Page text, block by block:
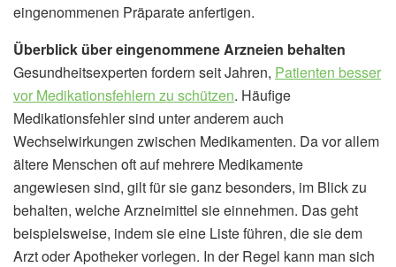
eingenommenen Präparate anfertigen.
Überblick über eingenommene Arzneien behalten
Gesundheitsexperten fordern seit Jahren, Patienten besser
vor Medikationsfehlern zu schützen. Häufige
Medikationsfehler sind unter anderem auch
Wechselwirkungen zwischen Medikamenten. Da vor allem
ältere Menschen oft auf mehrere Medikamente
angewiesen sind, gilt für sie ganz besonders, im Blick zu
behalten, welche Arzneimittel sie einnehmen. Das geht
beispielsweise, indem sie eine Liste führen, die sie dem
Arzt oder Apotheker vorlegen. In der Regel kann man sich